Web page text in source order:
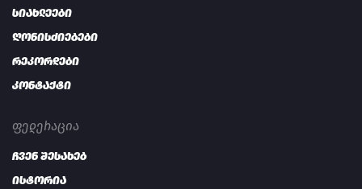
სიახლეები
ღონისძიებები
რეკორდები
კონტაქტი
ᲤᲔᲓᲔᲠᲐᲪᲘᲐ
ჩვენ შესახებ
ისტორია